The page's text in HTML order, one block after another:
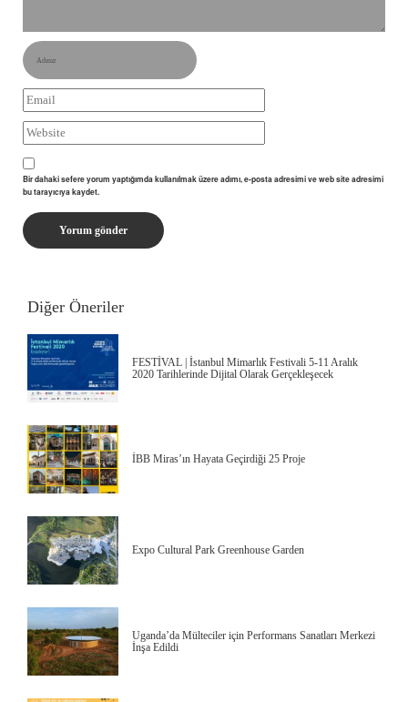
Bir dahaki sefere yorum yaptığımda kullanılmak üzere adımı, e-posta adresimi ve web site adresimi
bu tarayıcıya kaydet.
Diğer Öneriler
FESTİVAL | İstanbul Mimarlık Festivali 5-11 Aralık
2020 Tarihlerinde Dijital Olarak Gerçekleşecek
İBB Miras’ın Hayata Geçirdiği 25 Proje
Expo Cultural Park Greenhouse Garden
Uganda’da Mülteciler için Performans Sanatları Merkezi
İnşa Edildi